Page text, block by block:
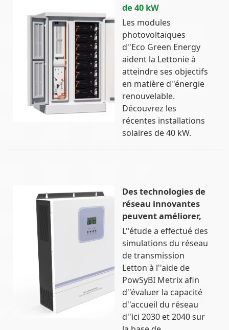
de 40 kW
Les modules
photovoltaïques
d''Eco Green Energy
aident la Lettonie à
atteindre ses objectifs
en matière d''énergie
renouvelable.
Découvrez les
récentes installations
solaires de 40 kW.
Des technologies de
réseau innovantes
peuvent améliorer,
L''étude a effectué des
simulations du réseau
de transmission
Letton à l''aide de
PowSyBI Metrix afin
d''évaluer la capacité
d''accueil du réseau
d''ici 2030 et 2040 sur